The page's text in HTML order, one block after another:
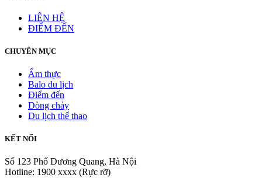
LIÊN HỆ
ĐIỂM ĐẾN
CHUYÊN MỤC
Ẩm thực
Balo du lịch
Điểm đến
Dòng chảy
Du lịch thể thao
KẾT NỐI
Số 123 Phố Dương Quang, Hà Nội
Hotline: 1900 xxxx (Rực rỡ)